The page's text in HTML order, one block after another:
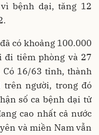
bệnh dại, tăng 12
có khoảng 100.000
đi tiêm phòng và 27
16/63 tỉnh, thành
trên người, trong đó
số ca bệnh dại tử
cao nhất cả nước
và miền Nam vẫn